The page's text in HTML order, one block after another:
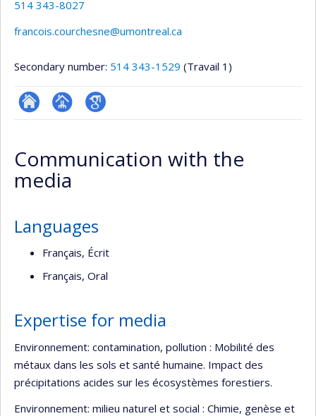
514 343-8027
francois.courchesne@umontreal.ca
Secondary number: 514 343-1529 (Travail 1)
ResearchGate
Page
(faculté,département,école)
Google
Communication with the
media
Languages
Français, Écrit
Français, Oral
Expertise for media
Environnement: contamination, pollution : Mobilité des
métaux dans les sols et santé humaine. Impact des
précipitations acides sur les écosystèmes forestiers.
Environnement: milieu naturel et social : Chimie, genèse et